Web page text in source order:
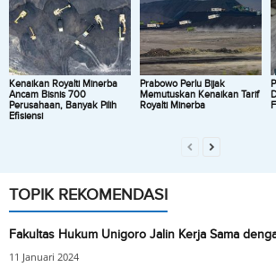
Kenaikan Royalti Minerba
Ancam Bisnis 700
Perusahaan, Banyak Pilih
Efisiensi
Prabowo Perlu Bijak
Memutuskan Kenaikan Tarif
Royalti Minerba
TOPIK REKOMENDASI
Fakultas Hukum Unigoro Jalin Kerja Sama
11 Januari 2024